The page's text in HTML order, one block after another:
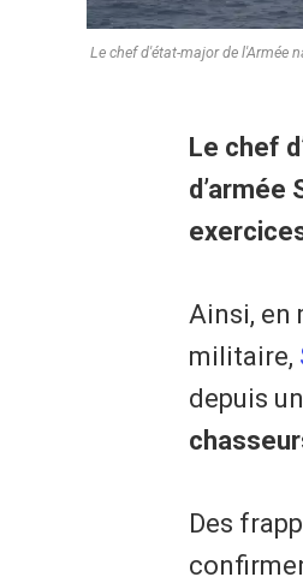
Le chef d'état-major de l'Armée
Le chef
d’armée
Ainsi, en
militaire,
depuis
Des